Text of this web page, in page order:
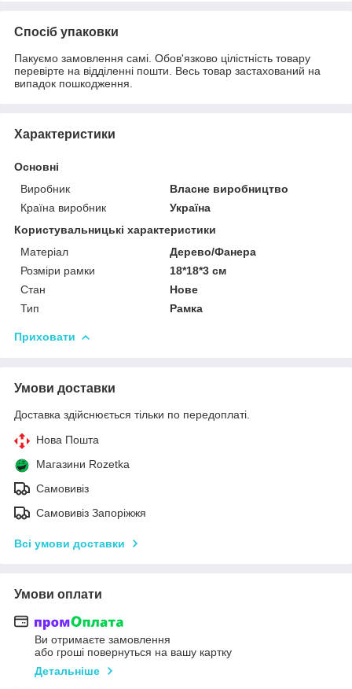
Спосіб упаковки
Пакуємо замовлення самі. Обов'язково цілістність товару
перевірте на відділенні пошти. Весь товар застахований на
випадок пошкодження.
Характеристики
Основні
Виробник
Власне виробництво
Країна виробник
Україна
Користувальницькі характеристики
Матеріал
Дерево/Фанера
Розміри рамки
18*18*3 см
Стан
Нове
Тип
Рамка
Приховати
Умови доставки
Доставка здійснюється тільки по передоплаті.
Нова Пошта
Магазини Rozetka
Самовивіз
Самовивіз Запоріжжя
Всі умови доставки
Умови оплати
Ви отримаєте замовлення
або гроші повернуться на вашу картку
Детальніше